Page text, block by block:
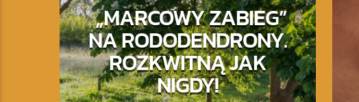
„MARCOWY ZABIEG”
NA RODODENDRONY.
ROZKWITNĄ JAK
NIGDY!